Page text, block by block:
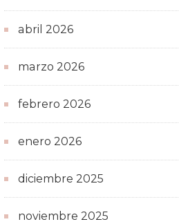
abril 2026
marzo 2026
febrero 2026
enero 2026
diciembre 2025
noviembre 2025